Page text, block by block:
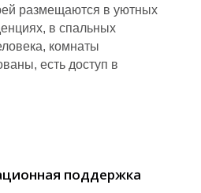
размещаются в уютных
в спальных
комнаты
есть доступ в
поддержка